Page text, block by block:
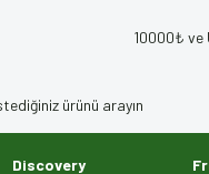
10000₺ ve
Discovery